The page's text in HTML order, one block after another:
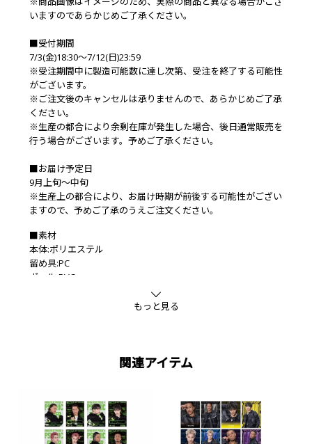
いますのであらかじめご了承ください。
■受付期間
7/3(金)18:30～7/12(日)23:59
※受注期間中に製造可能数に達し次第、受注を終了する可能性
がございます。
※ご注文後のキャンセルは承りませんので、あらかじめご了承
ください。
※生産の都合により余剰在庫が発生した場合、後日通常販売を
行う場合がございます。予めご了承ください。
■お届け予定日
9月上旬～中旬
※生産上の都合により、お届け時期が前後する可能性がござい
ますので、予めご了承のうえご注文ください。
■素材
本体:ポリエステル
留め具:PC
ポール:PVC
もっと見る
関連アイテム